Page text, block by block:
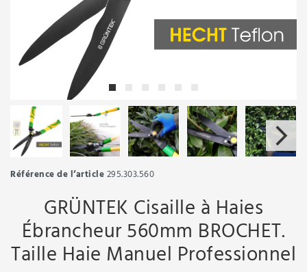
Référence de l’article295.303.560
GRÜNTEK Cisaille à Haies
Ébrancheur 560mm BROCHET.
Taille Haie Manuel Professionnel